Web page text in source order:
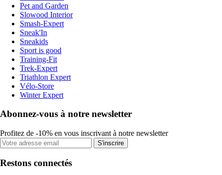
Pet and Garden
Slowood Interior
Smash-Expert
Sneak'In
Sneakids
Sport is good
Training-Fit
Trek-Expert
Triathlon Expert
Vélo-Store
Winter Expert
Abonnez-vous à notre newsletter
Profitez de -10% en vous inscrivant à notre newsletter
S'inscrire
Restons connectés